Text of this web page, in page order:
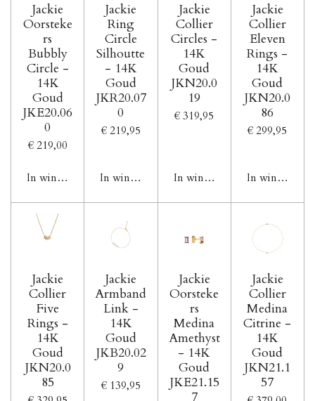
Jackie
Oorsteke
rs
Bubbly
Circle -
14K
Goud
JKE20.06
0
€ 219,00
In winkelwagen
Jackie
Ring
Circle
Silhoutte
- 14K
Goud
JKR20.07
0
€ 219,95
In winkelwagen
Jackie
Collier
Circles -
14K
Goud
JKN20.0
19
€ 319,95
In winkelwagen
Jackie
Collier
Eleven
Rings -
14K
Goud
JKN20.0
86
€ 299,95
In
Jackie
Collier
Five
Rings -
14K
Goud
JKN20.0
85
Jackie
Armband
Link -
14K
Goud
JKB20.02
9
€ 139,95
Jackie
Oorsteke
rs
Medina
Amethyst
- 14K
Goud
JKE21.15
7
Jackie
Collier
Medina
Citrine -
14K
Goud
JKN21.1
57